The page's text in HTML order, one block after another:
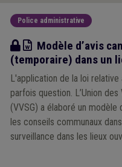
Police administrative
Modèle
Modèle d’avis
(temporaire) dans un
L'application de la loi
parfois question. L’Union
(VVSG) a élaboré un
les conseils communaux
surveillance dans les lieux